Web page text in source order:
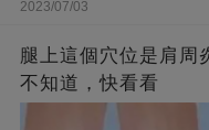
2023/07/03
腿上這個穴位是肩周
不知道，快看看